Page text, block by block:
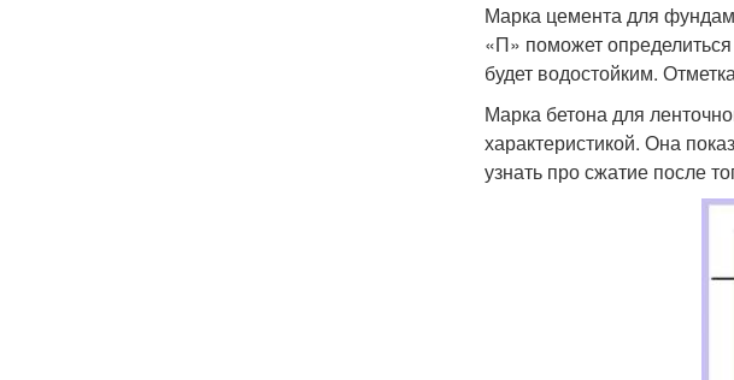
Марка цемента для
«П» поможет
будет водостойким.
Марка бетона для
характеристикой. Она
узнать про сжатие после